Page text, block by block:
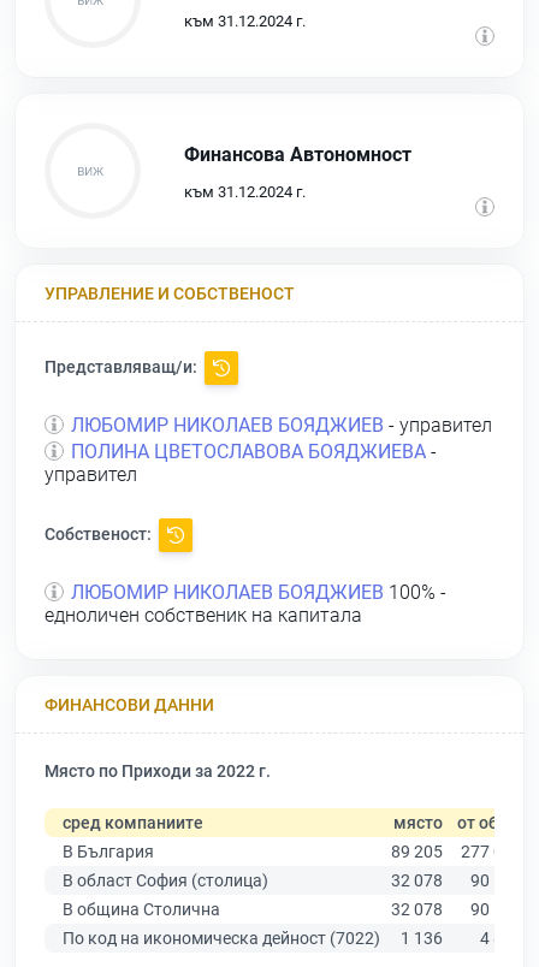
към 31.12.2024 г.
Финансова Автономност
към 31.12.2024 г.
УПРАВЛЕНИЕ И СОБСТВЕНОСТ
Представляващ/и:
ЛЮБОМИР НИКОЛАЕВ БОЯДЖИЕВ - управител
ПОЛИНА ЦВЕТОСЛАВОВА БОЯДЖИЕВА -
управител
Собственост:
ЛЮБОМИР НИКОЛАЕВ БОЯДЖИЕВ 100% -
едноличен собственик на капитала
ФИНАНСОВИ ДАННИ
Място по Приходи за 2022 г.
сред компаниите място от общо
В България
89 205
277 019
В област София (столица)
32 078
90 178
В община Столична
32 078
90 178
По код на икономическа дейност (7022)
1 136 4 800